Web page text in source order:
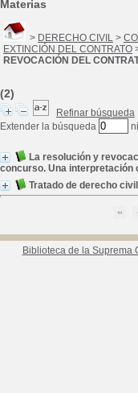
Materias
> DERECHO CIVIL >
EXTINCIÓN DEL CONTRATO
REVOCACIÓN DEL
(2)
Refinar búsqueda
Extender la búsqueda
La resolución y
concurso. Una interpretación
Tratado de derecho
Biblioteca de la Suprema